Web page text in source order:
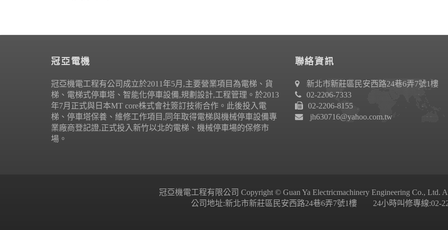
冠亞電機
冠亞機電工程有公司成立於2011年5月,主要營業項目為電梯、貨
梯、電梯式停車塔、智能化停車設備,規劃設計,工程管理。於2013
年7月正式與日本MT core株式會社簽訂技術合作。此後投入電
梯、停車塔保養、維修工作項目,同年取得電梯與機械停車設備專
業廠商登記證,正式投入新竹以北的電梯、機械停車場的保修市
場。
聯絡資訊
新北市新莊區民安西路24巷6弄7號1樓
02-2206-7333
02-2206-8155
jh630716@yahoo.com.tw
冠亞機電工程有限公司 Copyright © Guan Ya Electricmachinery Engineering Co., Ltd.
公司地址:新北市新莊區民安西路24巷6弄7號1樓 24小時叫修專線:02-